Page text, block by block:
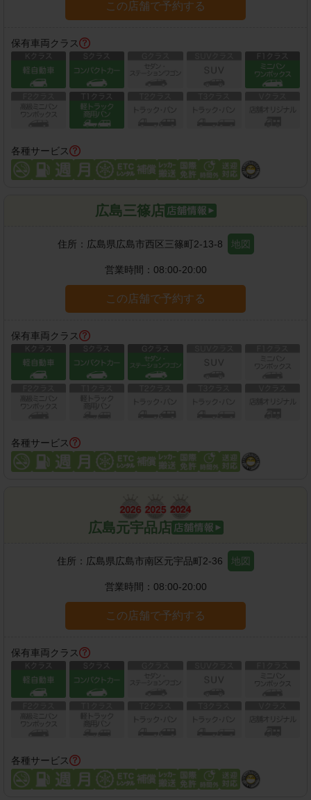
この店舗で予約する
保有車両クラス
各種サービス
広島三篠店
住所： 広島県広島市西区三篠町2-13-8 地図
営業時間： 08:00-20:00
この店舗で予約する
保有車両クラス
各種サービス
広島元宇品店
住所： 広島県広島市南区元宇品町2-36 地図
営業時間： 08:00-20:00
この店舗で予約する
保有車両クラス
各種サービス